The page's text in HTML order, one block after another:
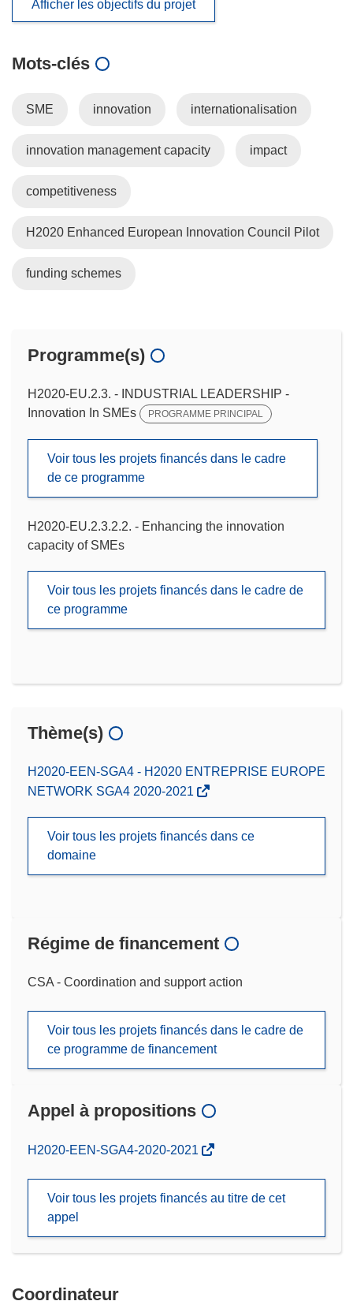
Afficher les objectifs du projet
Mots‑clés
SME innovation internationalisation
innovation management capacity impact
competitiveness
H2020 Enhanced European Innovation Council Pilot
funding schemes
Programme(s)
H2020-EU.2.3. - INDUSTRIAL LEADERSHIP -
Innovation In SMEs
PROGRAMME PRINCIPAL
Voir tous les projets financés dans le cadre
de ce programme
H2020-EU.2.3.2.2. - Enhancing the innovation
capacity of SMEs
Voir tous les projets financés dans le cadre de
ce programme
Thème(s)
H2020-EEN-SGA4 - H2020 ENTREPRISE EUROPE
NETWORK SGA4 2020-2021
Voir tous les projets financés dans ce
domaine
Régime de financement
CSA - Coordination and support action
Voir tous les projets financés dans le cadre de
ce programme de financement
Appel à propositions
(s’ouvre
nouvelle
fenêtre)
H2020-EEN-SGA4-2020-2021
Voir tous les projets financés au titre de cet
appel
Coordinateur